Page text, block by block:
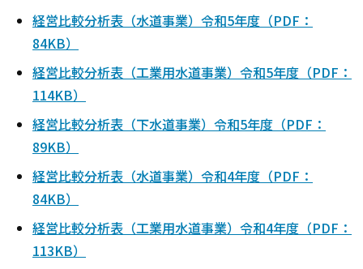
経営比較分析表（水道事業）令和5年度（PDF：
84KB）
経営比較分析表（工業用水道事業）令和5年度（PDF：
114KB）
経営比較分析表（下水道事業）令和5年度（PDF：
89KB）
経営比較分析表（水道事業）令和4年度（PDF：
84KB）
経営比較分析表（工業用水道事業）令和4年度（PDF：
113KB）